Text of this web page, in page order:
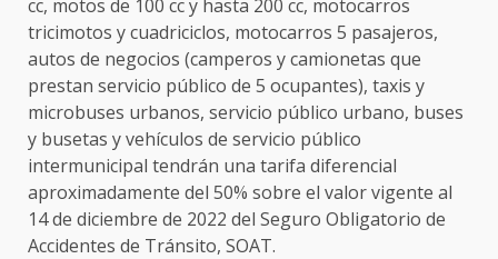
cc, motos de 100 cc y hasta 200 cc, motocarros
tricimotos y cuadriciclos, motocarros 5 pasajeros,
autos de negocios (camperos y camionetas que
prestan servicio público de 5 ocupantes), taxis y
microbuses urbanos, servicio público urbano, buses
y busetas y vehículos de servicio público
intermunicipal tendrán una tarifa diferencial
aproximadamente del 50% sobre el valor vigente al
14 de diciembre de 2022 del Seguro Obligatorio de
Accidentes de Tránsito, SOAT.